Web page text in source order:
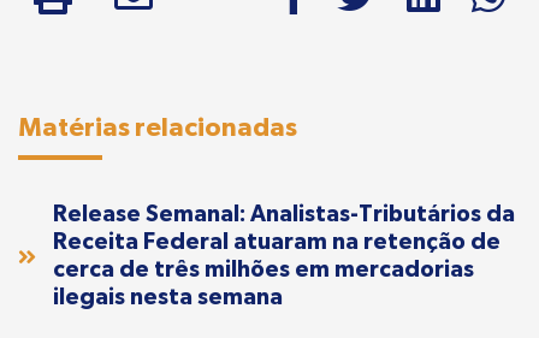
Matérias relacionadas
Release Semanal: Analistas-Tributários da
Receita Federal atuaram na retenção de
cerca de três milhões em mercadorias
ilegais nesta semana